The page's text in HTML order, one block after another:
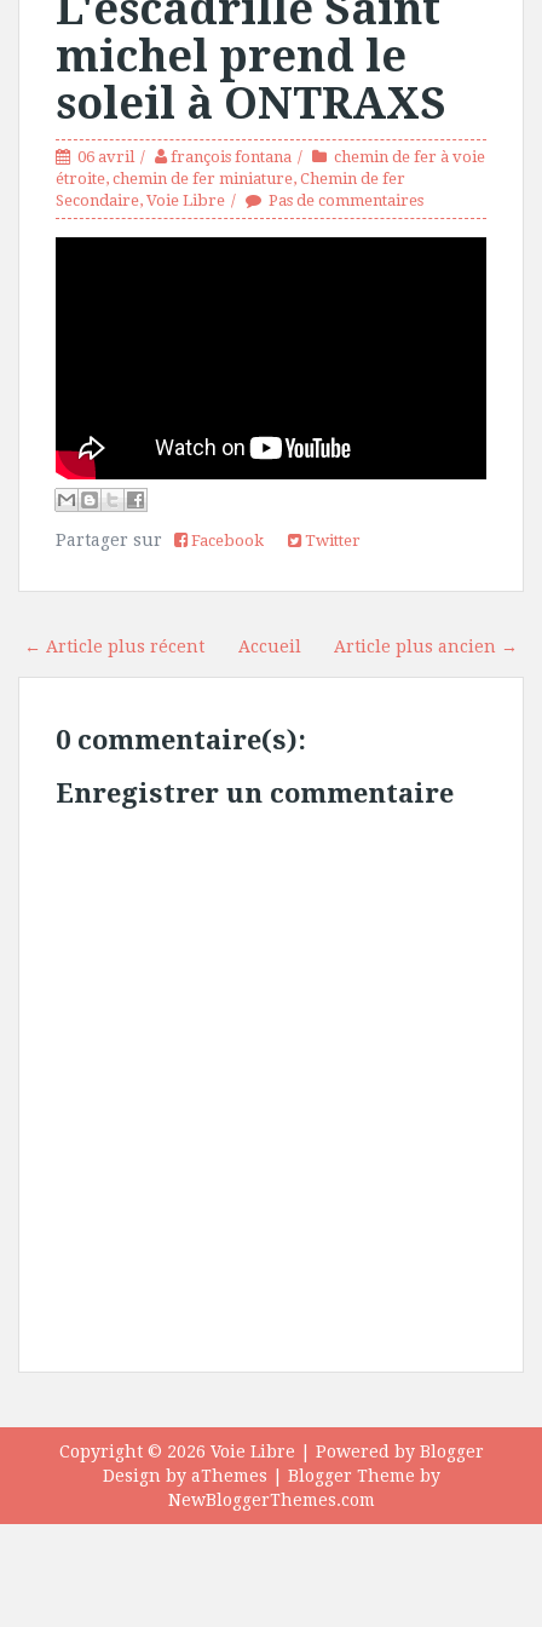
michel prend le
soleil à ONTRAXS
06 avril françois fontana
chemin de fer à voie
étroite, chemin de fer miniature, Chemin de fer
Secondaire, Voie Libre Pas de commentaires
Partager sur Facebook Twitter
← Article plus récent Article plus ancien →
Accueil
0 commentaire(s):
Enregistrer un commentaire
Copyright © 2026 Voie Libre | Powered by Blogger
Design by aThemes | Blogger Theme by
NewBloggerThemes.com